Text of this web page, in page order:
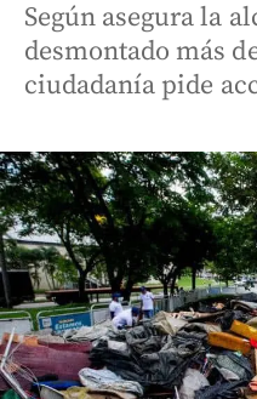
Según asegura la
desmontado más
ciudadanía pide